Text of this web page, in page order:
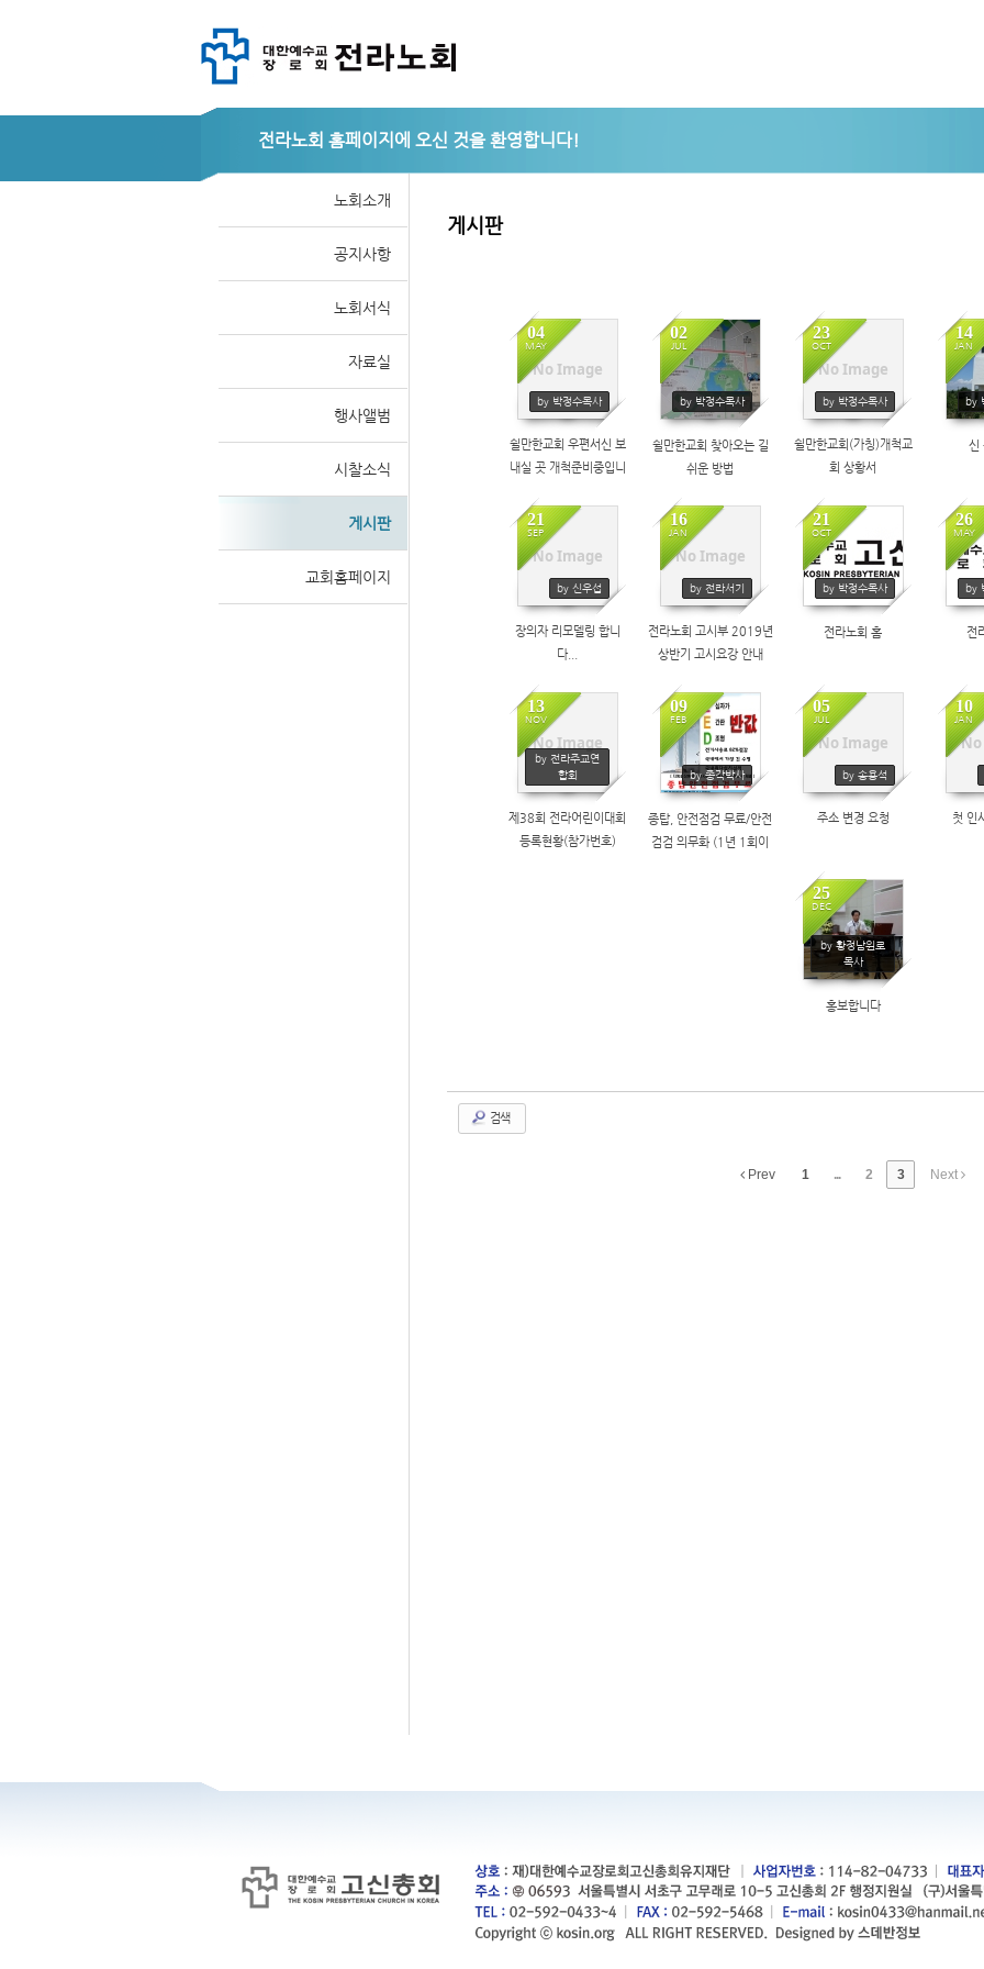
전라노회
노회소개
공지사항
노회서식
자료실
행사앨범
시찰소식
게시판
교회홈페이지
게시판
No Image
04
MAY
by 박정수목사
353
쉴만한교회 우편서신 보
내실 곳 개척준비중입니
02
JUL
by 박정수목사
437
쉴만한교회 찾아오는 길
쉬운 방법
No Image
23
OCT
by 박정수목사
418
쉴만한교회(가칭)개척교
회 상황서
14
JAN
by
신
No Image
21
SEP
by 신우섭
403
장의자 리모델링 합니
다...
No Image
16
JAN
by 전라서기
418
전라노회 고시부 2019년
상반기 고시요강 안내
21
OCT
by 박정수목사
368
전라노회 홈
26
MAY
by
전
No Image
13
NOV
by 전라주교연
합회
446
제38회 전라어린이대회
등록현황(참가번호)
09
FEB
by 종각박사
1506
종탑, 안전점검 무료/안전
검검 의무화 (1년 1회이
No Image
05
JUL
by 송용석
299
주소 변경 요청
10
JAN
첫 인
25
DEC
by 황정남원로
목사
365
홍보합니다
검색
Prev 1 ... 2 3 Next
Sketchbook5,
스케치북5
Sketchbook5,
Sketchbook5,
스케치북5
Sketchbook5,